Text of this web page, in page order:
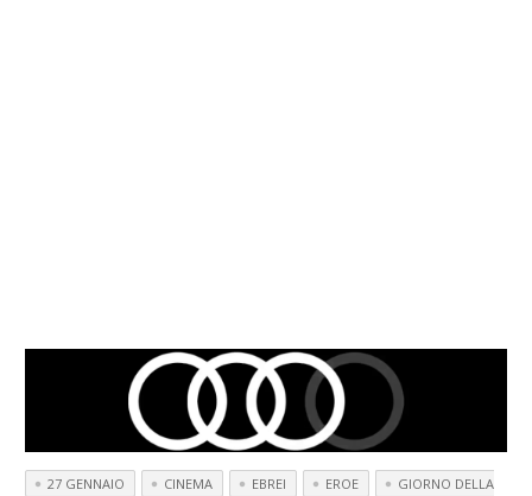
27 GENNAIO CINEMA EBREI EROE
GIORNO DELLA